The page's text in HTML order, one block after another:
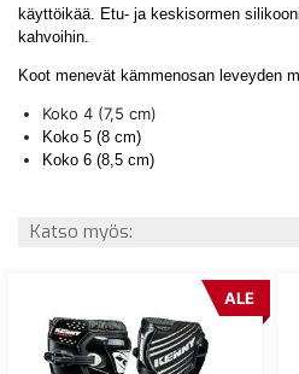
käyttöikää. Etu- ja keskisormen
kahvoihin.
Koot menevät kämmenosan leveyden
Koko 4 (7,5 cm)
Koko 5 (8 cm)
Koko 6 (8,5 cm)
Katso myös:
ALE